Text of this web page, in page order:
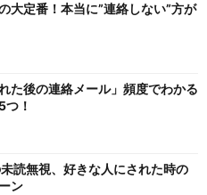
大定番！本当に”連絡しない”方が
た後の連絡メール」頻度でわかる
！
読無視、好きな人にされた時の
ン